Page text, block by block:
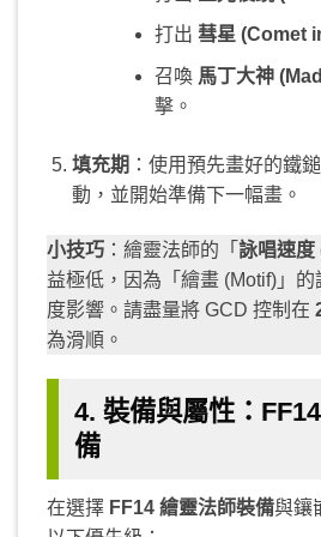
打出 彗星 (Comet
召喚 馬丁大神
擊。
填充期 ：使用預先畫好的鐵
動，並開始準備下一幅畫。
小技巧 ：繪靈法師的「 詠唱速
益極低，因為「繪畫 (Motif)」
度影響。請盡量將 GCD 控制在
為滑順。
4. 裝備與屬性：
備
在選擇 FF14 繪靈法師裝備與鑲